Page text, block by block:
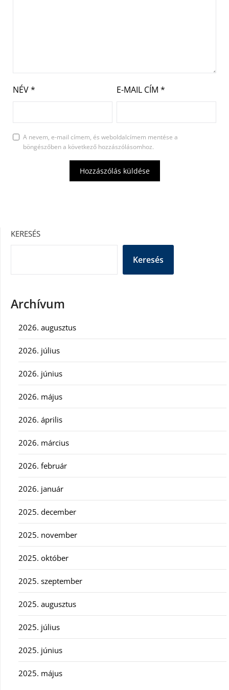
NÉV* E-MAIL CÍM *
A nevem, e-mail címem, és weboldalcímem mentése a
böngészőben a következő hozzászólásomhoz.
KERESÉS
Keresés
Archívum
2026. augusztus
2026. július
2026. június
2026. május
2026. április
2026. március
2026. február
2026. január
2025. december
2025. november
2025. október
2025. szeptember
2025. augusztus
2025. július
2025. június
2025. május